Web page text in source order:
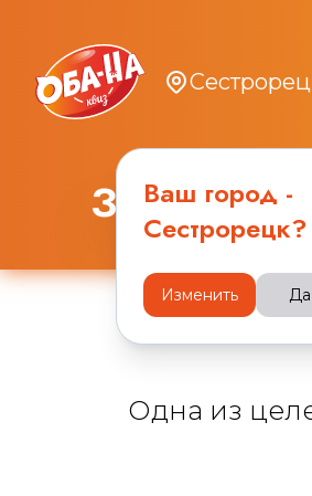
Ваш город -
Сестрорецк?
Изменить Да
Одна из